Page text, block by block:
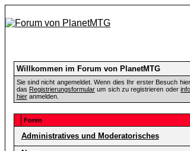
Willkommen im Forum von PlanetMTG
Sie sind nicht angemeldet. Wenn dies Ihr erster Besuch
das Registrierungsformularum sich zu registrieren oder
hieranmelden.
Foren
Administratives und Moderatorisches